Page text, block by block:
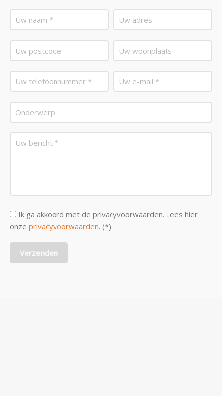
Ik ga akkoord met de privacyvoorwaarden. Lees hier
onze privacyvoorwaarden. (*)